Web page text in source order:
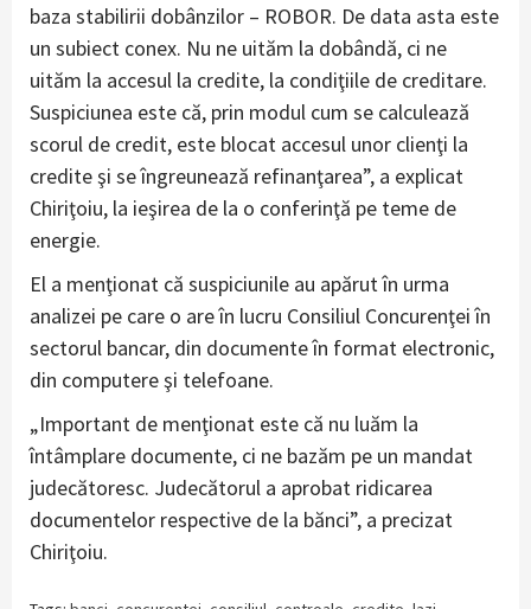
baza stabilirii dobânzilor – ROBOR. De data asta este
un subiect conex. Nu ne uităm la dobândă, ci ne
uităm la accesul la credite, la condiţiile de creditare.
Suspiciunea este că, prin modul cum se calculează
scorul de credit, este blocat accesul unor clienţi la
credite şi se îngreunează refinanţarea”, a explicat
Chiriţoiu, la ieşirea de la o conferinţă pe teme de
energie.
El a menţionat că suspiciunile au apărut în urma
analizei pe care o are în lucru Consiliul Concurenţei în
sectorul bancar, din documente în format electronic,
din computere şi telefoane.
„Important de menţionat este că nu luăm la
întâmplare documente, ci ne bazăm pe un mandat
judecătoresc. Judecătorul a aprobat ridicarea
documentelor respective de la bănci”, a precizat
Chiriţoiu.